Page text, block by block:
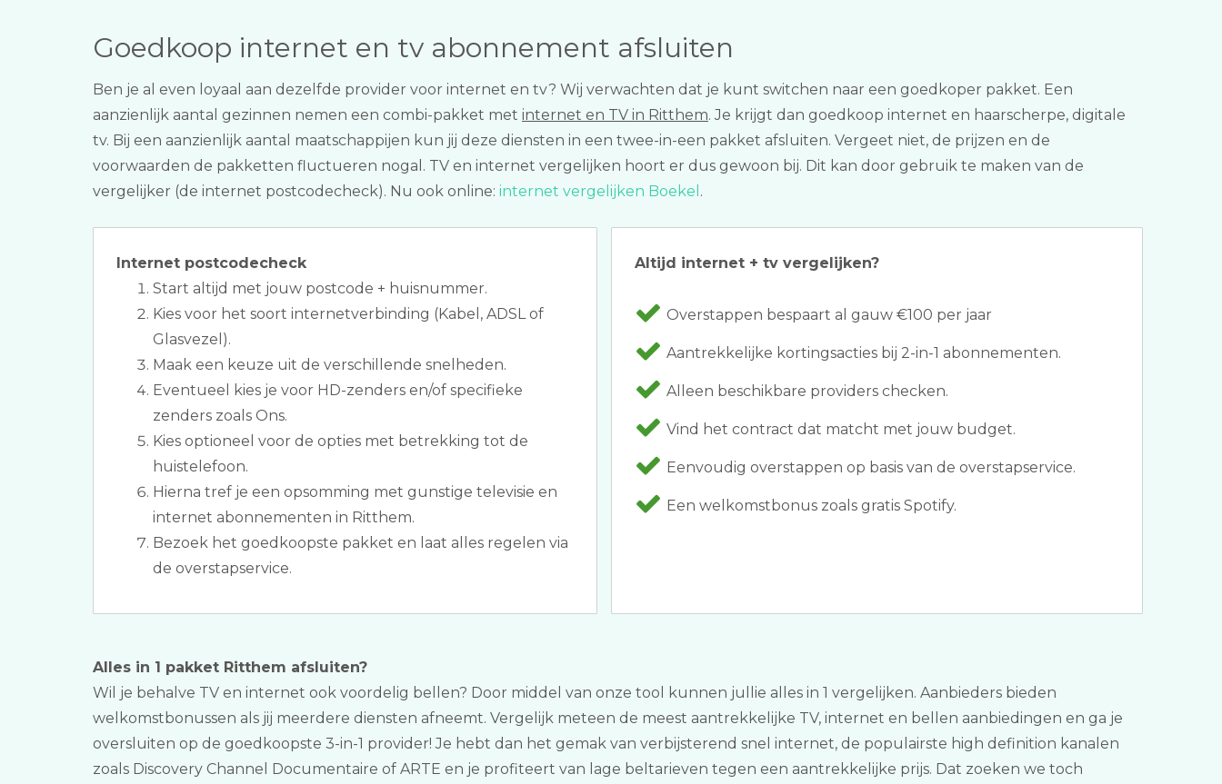
Goedkoop internet en tv abonnement afsluiten
Ben je al even loyaal aan dezelfde provider voor internet en tv? Wij verwachten dat je kunt switchen naar een goedkoper pakket. Een
aanzienlijk aantal gezinnen nemen een combi-pakket met internet en TV in Ritthem. Je krijgt dan goedkoop internet en haarscherpe, digitale
tv. Bij een aanzienlijk aantal maatschappijen kun jij deze diensten in een twee-in-een pakket afsluiten. Vergeet niet, de prijzen en de
voorwaarden de pakketten fluctueren nogal. TV en internet vergelijken hoort er dus gewoon bij. Dit kan door gebruik te maken van de
vergelijker (de internet postcodecheck). Nu ook online: internet vergelijken Boekel .
Internet postcodecheck
Start altijd met jouw postcode + huisnummer.
Kies voor het soort internetverbinding (Kabel, ADSL of
Glasvezel).
Maak een keuze uit de verschillende snelheden.
Eventueel kies je voor HD-zenders en/of specifieke
zenders zoals Ons.
Kies optioneel voor de opties met betrekking tot de
huistelefoon.
Hierna tref je een opsomming met gunstige televisie en
internet abonnementen in Ritthem.
Bezoek het goedkoopste pakket en laat alles regelen via
de overstapservice.
Altijd internet + tv vergelijken?
Overstappen bespaart al gauw €100 per jaar
Aantrekkelijke kortingsacties bij 2-in-1 abonnementen.
Alleen beschikbare providers checken.
Vind het contract dat matcht met jouw budget.
Eenvoudig overstappen op basis van de overstapservice.
Een welkomstbonus zoals gratis Spotify.
Alles in 1 pakket Ritthem afsluiten?
Wil je behalve TV en internet ook voordelig bellen? Door middel van onze tool kunnen jullie alles in 1 vergelijken. Aanbieders bieden
welkomstbonussen als jij meerdere diensten afneemt. Vergelijk meteen de meest aantrekkelijke TV, internet en bellen aanbiedingen en ga je
oversluiten op de goedkoopste 3-in-1 provider! Je hebt dan het gemak van verbijsterend snel internet, de populairste high definition kanalen
zoals Discovery Channel Documentaire of ARTE en je profiteert van lage beltarieven tegen een aantrekkelijke prijs. Dat zoeken we toch